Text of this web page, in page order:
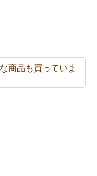
商品も買っていま